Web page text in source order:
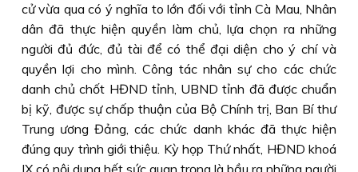
cử vừa qua có ý nghĩa to lớn đối với tỉnh Cà Mau, Nhân
dân đã thực hiện quyền làm chủ, lựa chọn ra những
người đủ đức, đủ tài để có thể đại diện cho ý chí và
quyền lợi cho mình. Công tác nhân sự cho các chức
danh chủ chốt HĐND tỉnh, UBND tỉnh đã được chuẩn
bị kỹ, được sự chấp thuận của Bộ Chính trị, Ban Bí thư
Trung ương Đảng, các chức danh khác đã thực hiện
đúng quy trình giới thiệu. Kỳ họp Thứ nhất, HĐND khoá
IX có nội dung hết sức quan trọng là bầu ra những người